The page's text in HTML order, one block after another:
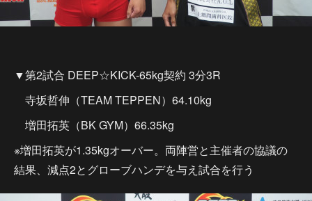
▼第2試合 DEEP☆KICK-65kg契約 3分3R
寺坂哲伸（TEAM TEPPEN）64.10kg
増田拓英（BK GYM）66.35kg
※増田拓英が1.35kgオーバー。両陣営と主催者の協議の
結果、減点2とグローブハンデを与え試合を行う